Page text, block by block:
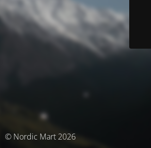
© Nordic Mart 2026